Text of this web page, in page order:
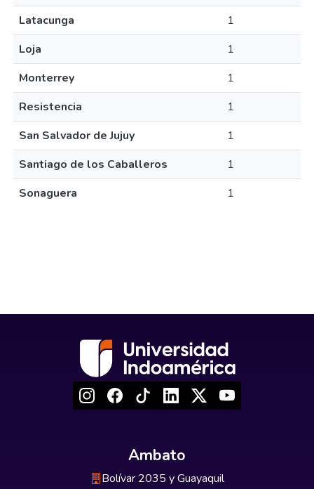
Latacunga
1
Loja
1
Monterrey
1
Resistencia
1
San Salvador de Jujuy
1
Santiago de los Caballeros
1
Sonaguera
1
Ambato
Bolívar 2035 y Guayaquil